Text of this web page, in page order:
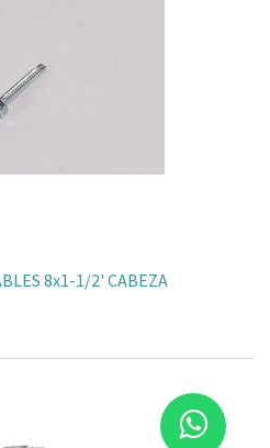
8x1-1/2' CABEZA